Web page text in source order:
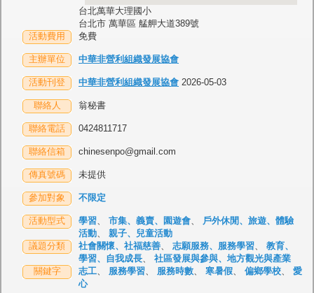
台北萬華大理國小
台北市 萬華區 艋舺大道389號
活動費用
免費
主辦單位 中華非營利組織發展協會
活動刊登 中華非營利組織發展協會 2026-05-03
聯絡人 翁秘書
聯絡電話 0424811717
聯絡信箱 chinesenpo@gmail.com
傳真號碼 未提供
參加對象 不限定
活動型式 學習、 市集、義賣、園遊會、 戶外休閒、旅遊、體驗
活動、 親子、兒童活動
議題分類
社會關懷、社福慈善、 志願服務、服務學習、 教育、
學習、自我成長、 社區發展與參與、地方觀光與產業
關鍵字
志工、 服務學習、 服務時數、 寒暑假、 偏鄉學校、 愛
心